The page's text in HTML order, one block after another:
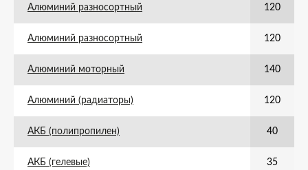
Алюминий разносортный 120
Алюминий разносортный 120
Алюминий моторный 140
Алюминий (радиаторы) 120
АКБ (полипропилен) 40
АКБ (гелевые) 35